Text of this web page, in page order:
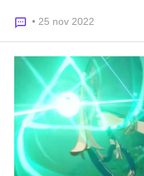
• 25 nov 2022